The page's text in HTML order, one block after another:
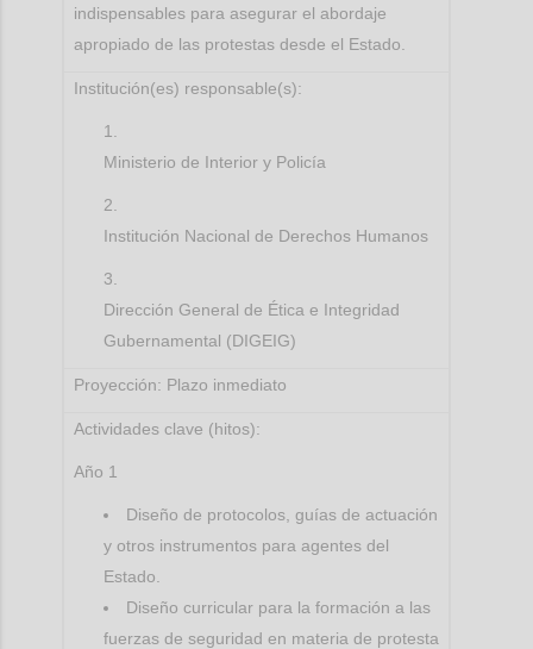
indispensables para asegurar el abordaje
apropiado de las protestas desde el Estado.
Institución(es) responsable(s):
Ministerio de Interior y Policía
Institución Nacional de Derechos Humanos
Dirección General de Ética e Integridad
Gubernamental (DIGEIG)
Proyección: Plazo inmediato
Actividades clave (hitos):
Año 1
Diseño de protocolos, guías de actuación
y otros instrumentos para agentes del
Estado.
Diseño curricular para la formación a las
fuerzas de seguridad en materia de protesta